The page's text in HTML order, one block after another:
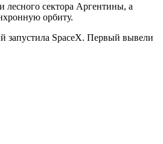
лесного сектора Аргентины, а
орбиту.
запустила SpaceX. Первый вывели